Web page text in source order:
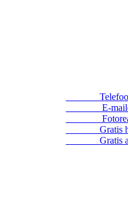
E-
Gratis
Gratis